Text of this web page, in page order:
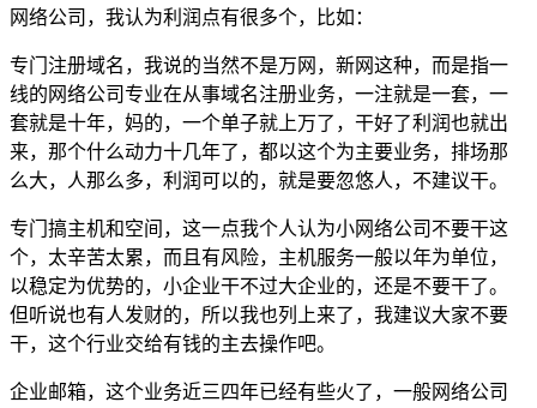
网络公司，我认为利润点有很多个，比如：
专门注册域名，我说的当然不是万网，新网这种，而是指一
线的网络公司专业在从事域名注册业务，一注就是一套，一
套就是十年，妈的，一个单子就上万了，干好了利润也就出
来，那个什么动力十几年了，都以这个为主要业务，排场那
么大，人那么多，利润可以的，就是要忽悠人，不建议干。
专门搞主机和空间，这一点我个人认为小网络公司不要干这
个，太辛苦太累，而且有风险，主机服务一般以年为单位，
以稳定为优势的，小企业干不过大企业的，还是不要干了。
但听说也有人发财的，所以我也列上来了，我建议大家不要
干，这个行业交给有钱的主去操作吧。
企业邮箱，这个业务近三四年已经有些火了，一般网络公司